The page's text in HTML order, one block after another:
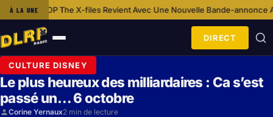
À LA UNE
AOP ·The X-files Revient Avec Une Nouvelle Bande-annonce Aux
Ouvrir
le
menu
DIRECT
CULTURE DISNEY
Le plus heureux des milliardaires : Ca s’est
passé un… 6 octobre
Corine Yernaux2 min de lecture